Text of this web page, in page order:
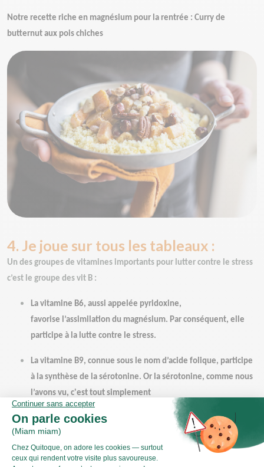
Notre recette riche en magnésium pour la rentrée : Curry de
butternut aux pois chiches
4. Je joue sur tous les tableaux :
Un des groupes de vitamines importants pour lutter contre le stress
c’est le groupe des vit B :
La vitamine B6, aussi appelée pyridoxine,
favorise l’assimilation du magnésium. Par conséquent, elle
participe à la lutte contre le stress.
La vitamine B9, connue sous le nom d’acide folique, participe
à la synthèse de la sérotonine. Or la sérotonine, comme nous
l’avons vu, c'est tout simplement
un neurotransmetteur essentiel pour améliorer notre
équilibre nerveux.
La vitamine B12, ou cobalamine, agit directement sur nos